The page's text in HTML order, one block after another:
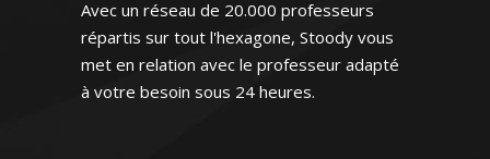
"Le professeur STOODY a
su booster la confiance à
Madame P. Adélaïde – Professeur de
comptabilité/gestion - Nantes
Avec un réseau de 20.000 professeurs
répartis sur tout l'hexagone, Stoody vous
met en relation avec le professeur adapté
à votre besoin sous 24 heures.